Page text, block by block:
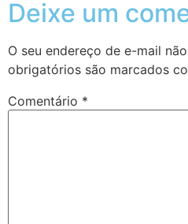
Deixe um
O seu endereço de e-mail
obrigatórios são marcados
Comentário *